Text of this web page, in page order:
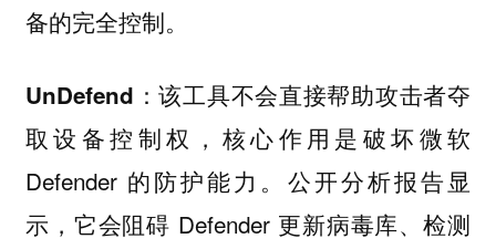
备的完全控制。
UnDefend ：该工具不会直接帮助攻击者夺
取设备控制权，核心作用是破坏微软
Defender 的防护能力。公开分析报告显
示，它会阻碍 Defender 更新病毒库、检测